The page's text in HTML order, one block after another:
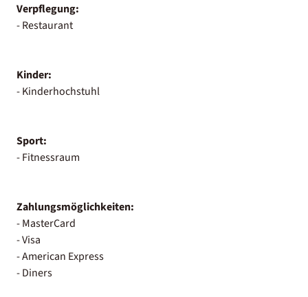
Verpflegung:
- Restaurant
Kinder:
- Kinderhochstuhl
Sport:
- Fitnessraum
Zahlungsmöglichkeiten:
- MasterCard
- Visa
- American Express
- Diners